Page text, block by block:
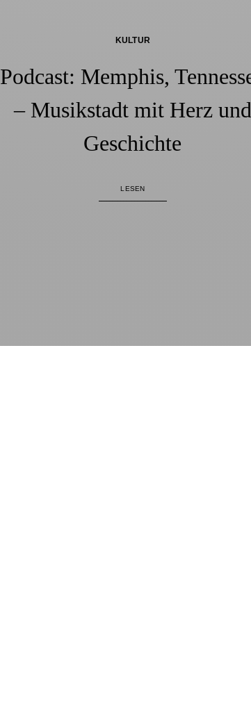
KULTUR
Podcast: Memphis,
– Musikstadt mit Herz und
Geschichte
LESEN